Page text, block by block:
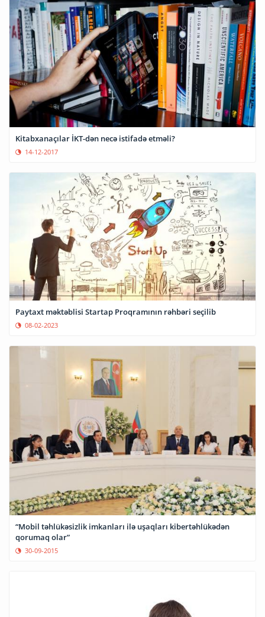
Kitabxanaçılar İKT-dən necə istifadə etməli?
14-12-2017
Paytaxt məktəblisi Startap Proqramının rəhbəri seçilib
08-02-2023
“Mobil təhlükəsizlik imkanları ilə uşaqları kibertəhlükədən
qorumaq olar”
30-09-2015